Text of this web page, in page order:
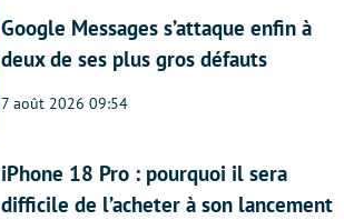
Google Messages s’attaque enfin à
deux de ses plus gros défauts
7 août 2026 09:54
iPhone 18 Pro : pourquoi il sera
difficile de l’acheter à son lancement